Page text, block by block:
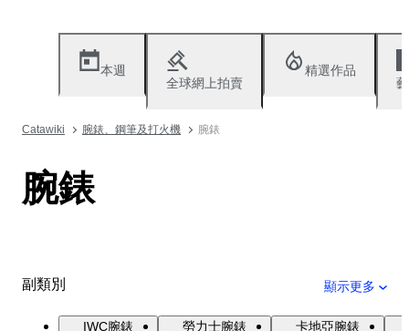
本週
全球網上拍賣
精選作品
Catawiki 腕錶、鋼筆及打火機 腕錶
腕錶
副類別 顯示更多
IWC腕錶 勞力士腕錶 卡地亞腕錶